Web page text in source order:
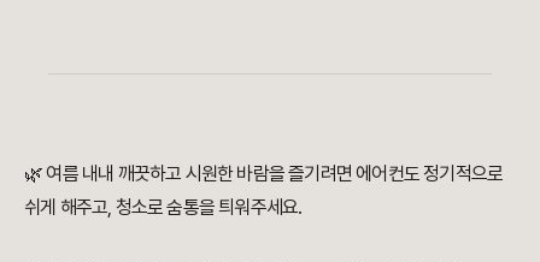
🌿 여름 내내 깨끗하고 시원한 바람을 즐기려면 에어컨도 정기적으로
쉬게 해주고, 청소로 숨통을 틔워주세요.